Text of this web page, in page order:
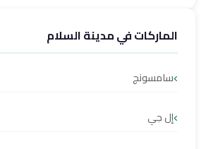
الماركات في مدينة السلام
سامسونج
إل جي